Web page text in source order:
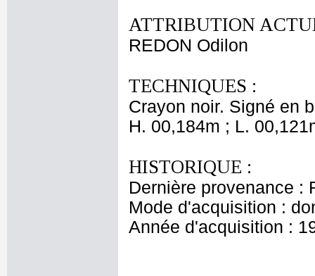
ATTRIBUTION
REDON Odilon
TECHNIQUES :
Crayon noir. Signé en
H. 00,184m ; L.
HISTORIQUE :
Dernière provenance :
Mode d'acquisition :
Année d'acquisition :